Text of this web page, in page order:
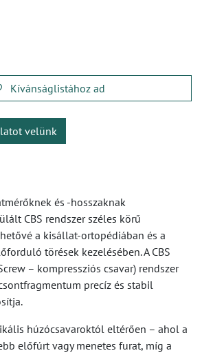
Kívánságlistához ad
velünk
és -hosszaknak
CBS rendszer széles körű
a kisállat-ortopédiában és a
törések kezelésében. A CBS
– kompressziós csavar) rendszer
precíz és stabil
húzócsavaroktól eltérően – ahol a
előfúrt vagy menetes furat, míg a